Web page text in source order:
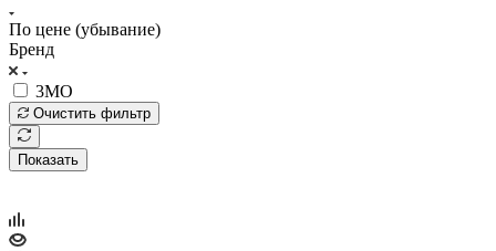
По цене (убывание)
Бренд
3MO
Очистить фильтр
Показать